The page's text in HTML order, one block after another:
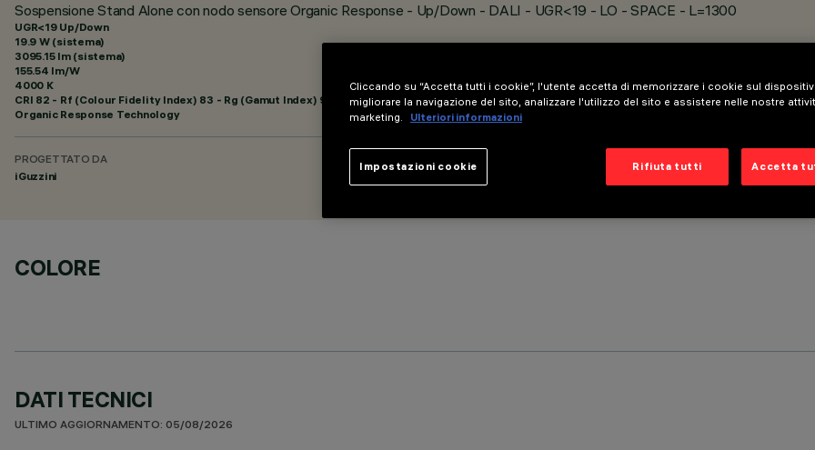
Sospensione Stand Alone con nodo sensore Organic Response - Up/Down - DALI - UGR<19 - LO - SPACE - L=1300
UGR<19 Up/Down
19.9 W (sistema)
3095.15 lm (sistema)
155.54 lm/W
4000 K
CRI 82 - Rf (Colour Fidelity Index) 83 - Rg (Gamut Index) 95
Organic Response Technology
PROGETTATO DA
iGuzzini
COLORE
DATI TECNICI
ULTIMO AGGIORNAMENTO: 05/08/2026
Cliccando su “Accetta tutti i cookie”, l'utente accetta di memorizzare i cookie sul
migliorare la navigazione del sito, analizzare l'utilizzo del sito e assistere nelle nostre
marketing.
Ulteriori informazioni
Rifiuta tutti Accetta
Impostazioni cookie